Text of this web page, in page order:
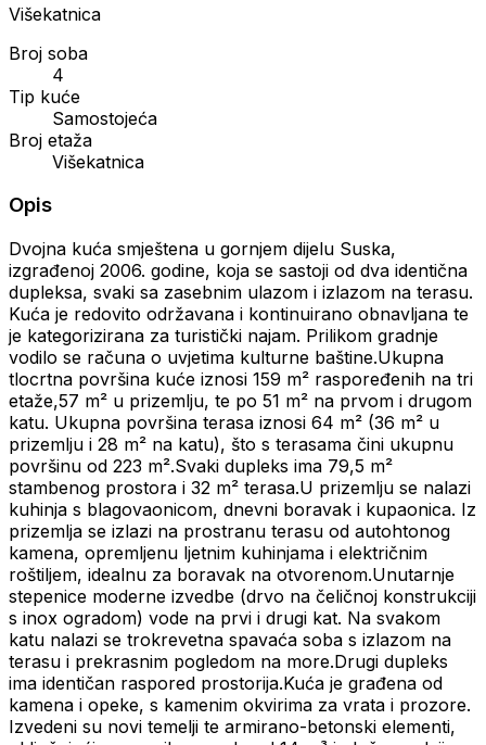
Višekatnica
Broj soba
4
Tip kuće
Samostojeća
Broj etaža
Višekatnica
Opis
Dvojna kuća smještena u gornjem dijelu Suska,
izgrađenoj 2006. godine, koja se sastoji od dva identična
dupleksa, svaki sa zasebnim ulazom i izlazom na terasu.
Kuća je redovito održavana i kontinuirano obnavljana te
je kategorizirana za turistički najam. Prilikom gradnje
vodilo se računa o uvjetima kulturne baštine.Ukupna
tlocrtna površina kuće iznosi 159 m² raspoređenih na tri
etaže,57 m² u prizemlju, te po 51 m² na prvom i drugom
katu. Ukupna površina terasa iznosi 64 m² (36 m² u
prizemlju i 28 m² na katu), što s terasama čini ukupnu
površinu od 223 m².Svaki dupleks ima 79,5 m²
stambenog prostora i 32 m² terasa.U prizemlju se nalazi
kuhinja s blagovaonicom, dnevni boravak i kupaonica. Iz
prizemlja se izlazi na prostranu terasu od autohtonog
kamena, opremljenu ljetnim kuhinjama i električnim
roštiljem, idealnu za boravak na otvorenom.Unutarnje
stepenice moderne izvedbe (drvo na čeličnoj konstrukciji
s inox ogradom) vode na prvi i drugi kat. Na svakom
katu nalazi se trokrevetna spavaća soba s izlazom na
terasu i prekrasnim pogledom na more.Drugi dupleks
ima identičan raspored prostorija.Kuća je građena od
kamena i opeke, s kamenim okvirima za vrata i prozore.
Izvedeni su novi temelji te armirano-betonski elementi,